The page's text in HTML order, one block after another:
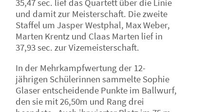
und damit zur Meisterschaft. Die zweite
Staffel um Jasper Westphal, Max Weber,
Marten Krentz und Claas Marten lief in
37,93 sec. zur Vizemeisterschaft.
In der Mehrkampfwertung der 12-
jährigen Schülerinnen sammelte Sophie
Glaser entscheidende Punkte im Ballwurf,
den sie mit 26,50m und Rang drei